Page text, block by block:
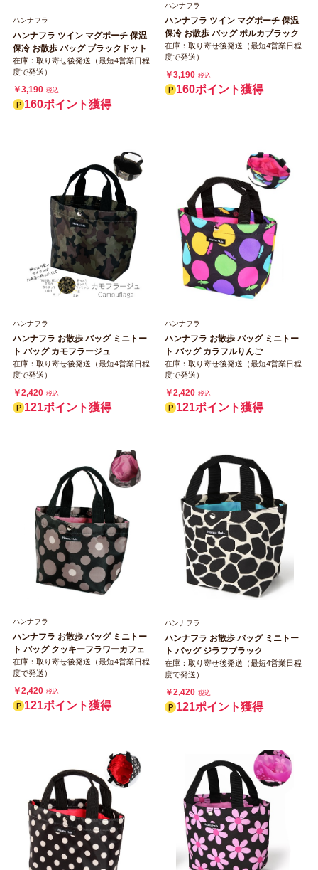
ハンナフラ
ハンナフラ ツイン マグポーチ 保温
保冷 お散歩 バッグ ブラックドット
在庫：取り寄せ後発送（最短4営業日程
度で発送）
￥3,190 税込
160ポイント獲得
ハンナフラ
ハンナフラ ツイン マグポーチ 保温
保冷 お散歩 バッグ ポルカブラック
在庫：取り寄せ後発送（最短4営業日程
度で発送）
￥3,190 税込
160ポイント獲得
ハンナフラ
ハンナフラ お散歩 バッグ ミニトー
ト バッグ カモフラージュ
在庫：取り寄せ後発送（最短4営業日程
度で発送）
￥2,420 税込
121ポイント獲得
ハンナフラ
ハンナフラ お散歩 バッグ ミニトー
ト バッグ カラフルりんご
在庫：取り寄せ後発送（最短4営業日程
度で発送）
￥2,420 税込
121ポイント獲得
ハンナフラ
ハンナフラ お散歩 バッグ ミニトー
ト バッグ クッキーフラワーカフェ
在庫：取り寄せ後発送（最短4営業日程
度で発送）
￥2,420 税込
121ポイント獲得
ハンナフラ
ハンナフラ お散歩 バッグ ミニトー
ト バッグ ジラフブラック
在庫：取り寄せ後発送（最短4営業日程
度で発送）
￥2,420 税込
121ポイント獲得